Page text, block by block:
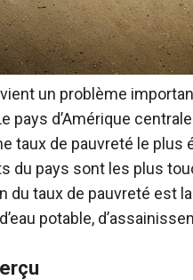
un problème
pays d’Amérique
taux de pauvreté le plus
du pays sont les plus
taux de pauvreté est
potable,